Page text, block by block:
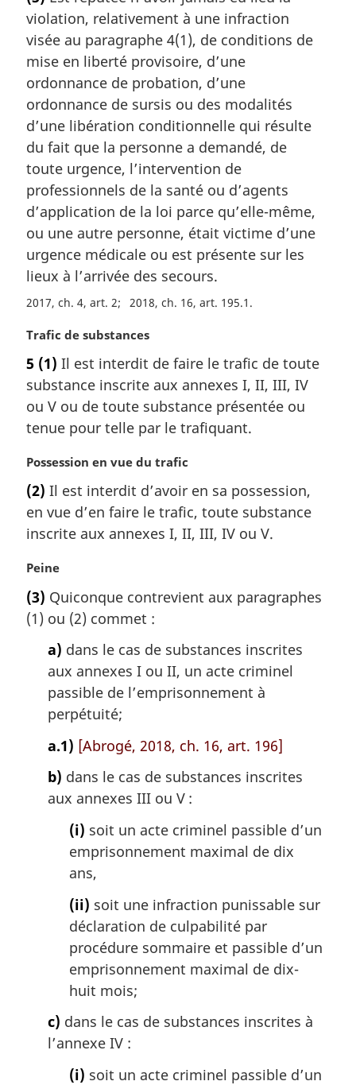
e
m
a
g
i
n
a
e
:
violation, relativement à une infraction
visée au paragraphe 4(1), de conditions de
mise en liberté provisoire, d’une
ordonnance de probation, d’une
ordonnance de sursis ou des modalités
d’une libération conditionnelle qui résulte
du fait que la personne a demandé, de
toute urgence, l’intervention de
professionnels de la santé ou d’agents
d’application de la loi parce qu’elle-même,
ou une autre personne, était victime d’une
urgence médicale ou est présente sur les
lieux à l’arrivée des secours.
2017, ch. 4, art. 2 2018, ch. 16, art. 195.1
N
t
e
m
a
g
n
a
l
e
:
Trafic de substances
5 (1) Il est interdit de faire le trafic de toute
substance inscrite aux annexes I, II, III, IV
ou V ou de toute substance présentée ou
tenue pour telle par le trafiquant.
N
t
e
m
r
i
n
Possession en vue du trafic
(2) Il est interdit d’avoir en sa possession,
en vue d’en faire le trafic, toute substance
inscrite aux annexes I, II, III, IV ou V.
N
t
e
Peine
(3) Quiconque contrevient aux paragraphes
(1) ou (2) commet :
a) dans le cas de substances inscrites
aux annexes I ou II, un acte criminel
passible de l’emprisonnement à
perpétuité;
a.1) [Abrogé, 2018, ch. 16, art. 196]
b) dans le cas de substances inscrites
aux annexes III ou V :
(i) soit un acte criminel passible d’un
emprisonnement maximal de dix
ans,
(ii) soit une infraction punissable sur
déclaration de culpabilité par
procédure sommaire et passible d’un
emprisonnement maximal de dix-
huit mois;
c) dans le cas de substances inscrites à
l’annexe IV :
(i) soit un acte criminel passible d’un